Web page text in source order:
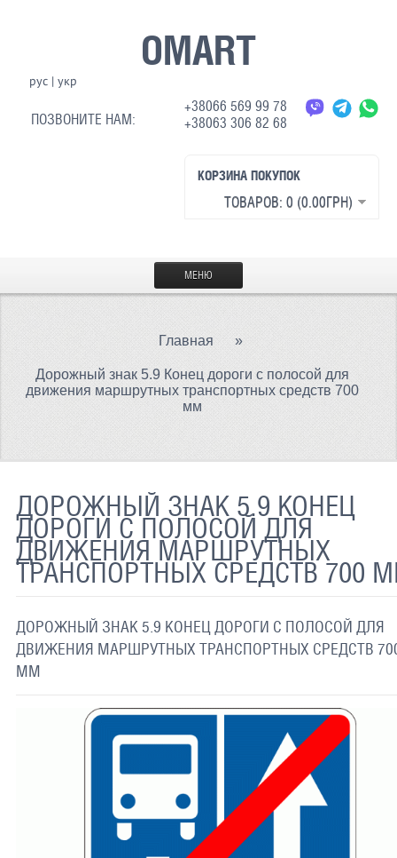
OMART
рус| укр
ПОЗВОНИТЕ НАМ:
+38066 569 99 78
+38063 306 82 68
КОРЗИНА ПОКУПОК
ТОВАРОВ: 0 (0.00ГРН)
МЕНЮ
МАТЕРИАЛЫ
СВЕТООТРАЖАЮЩАЯ ТКАНЬ
СВЕТООТРАЖАЮЩАЯ ПЛЕНКА
СВЕТООТРАЖАЮЩИЕ ДОРОЖНЫЕ ЗНАКИ
СВЕТООТРАЖАЮЩАЯ КРАСКА
ПРИМЕНЕНИЕ
СВЯЗАТЬСЯ С НАМИ
Главная »
Дорожный знак 5.9 Конец дороги с полосой для
движения маршрутных транспортных средств 700
мм
ДОРОЖНЫЙ ЗНАК 5.9 КОНЕЦ
ДОРОГИ С ПОЛОСОЙ ДЛЯ
ДВИЖЕНИЯ МАРШРУТНЫХ
ТРАНСПОРТНЫХ СРЕДСТВ 700
ДОРОЖНЫЙ ЗНАК 5.9 КОНЕЦ ДОРОГИ С ПОЛОСОЙ ДЛЯ
ДВИЖЕНИЯ МАРШРУТНЫХ ТРАНСПОРТНЫХ СРЕДСТВ
ММ